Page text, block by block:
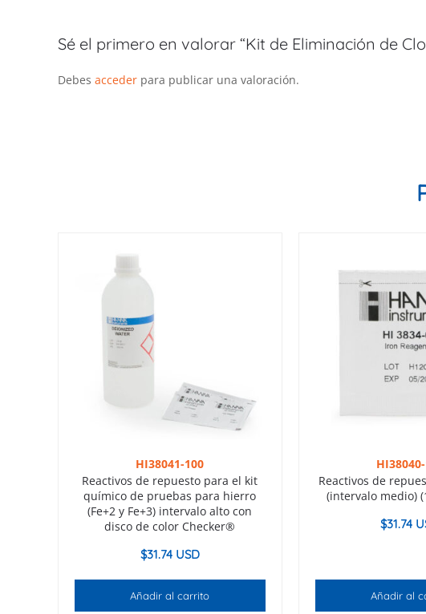
Sé el primero en valorar “Kit de Eliminación de
Debes acceder para publicar una valoración.
HI38041-100
Reactivos de repuesto para el kit
químico de pruebas para hierro
(Fe+2 y Fe+3) intervalo alto con
disco de color Checker®
$31.74 USD
Añadir al carrito
Reactivos de
(intervalo medio)
$31.74
Añadir al